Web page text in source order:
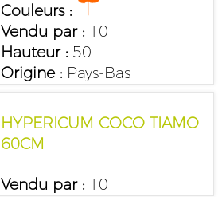
Couleurs :
Vendu par :10
Hauteur :50
Origine :Pays-Bas
HYPERICUM COCO TIAMO
60CM
Vendu par :10